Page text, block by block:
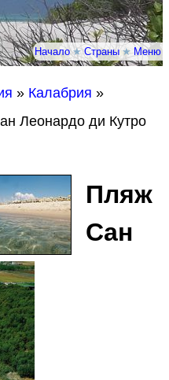
Начало★Страны★Меню
» Калабрия »
Леонардо ди Кутро
Пляж
Сан